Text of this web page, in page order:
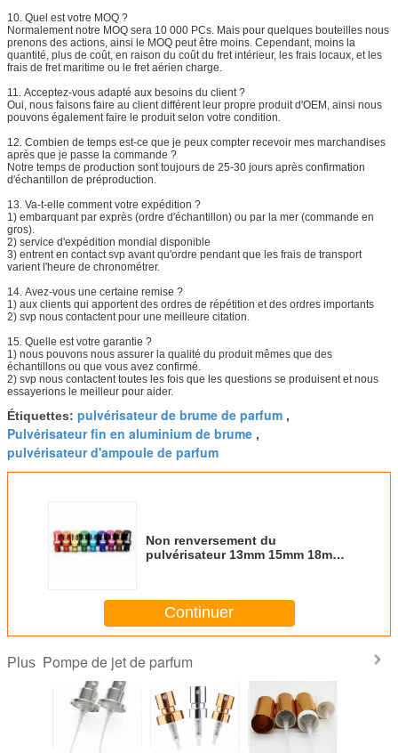
10. Quel est votre MOQ ?
Normalement notre MOQ sera 10 000 PCs. Mais pour quelques bouteilles nous
prenons des actions, ainsi le MOQ peut être moins. Cependant, moins la
quantité, plus de coût, en raison du coût du fret intérieur, les frais locaux, et les
frais de fret maritime ou le fret aérien charge.
11. Acceptez-vous adapté aux besoins du client ?
Oui, nous faisons faire au client différent leur propre produit d'OEM, ainsi nous
pouvons également faire le produit selon votre condition.
12. Combien de temps est-ce que je peux compter recevoir mes marchandises
après que je passe la commande ?
Notre temps de production sont toujours de 25-30 jours après confirmation
d'échantillon de préproduction.
13. Va-t-elle comment votre expédition ?
1) embarquant par exprès (ordre d'échantillon) ou par la mer (commande en
gros).
2) service d'expédition mondial disponible
3) entrent en contact svp avant qu'ordre pendant que les frais de transport
varient l'heure de chronométrer.
14. Avez-vous une certaine remise ?
1) aux clients qui apportent des ordres de répétition et des ordres importants
2) svp nous contactent pour une meilleure citation.
15. Quelle est votre garantie ?
1) nous pouvons nous assurer la qualité du produit mêmes que des
échantillons ou que vous avez confirmé.
2) svp nous contactent toutes les fois que les questions se produisent et nous
essayerions le meilleur pour aider.
Étiquettes: pulvérisateur de brume de parfum ,
Pulvérisateur fin en aluminium de brume ,
pulvérisateur d'ampoule de parfum
Non renversement du
pulvérisateur 13mm 15mm 18mm
Continuer
Plus Pompe de jet de parfum